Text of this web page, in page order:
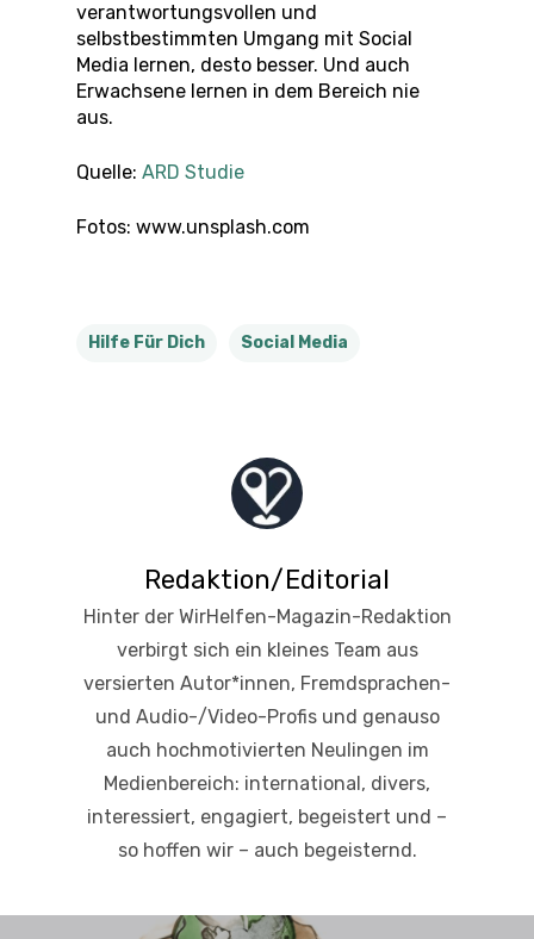
verantwortungsvollen und
selbstbestimmten Umgang mit Social
Media lernen, desto besser. Und auch
Erwachsene lernen in dem Bereich nie
aus.
Quelle:ARD Studie
Fotos: www.unsplash.com
Hilfe Für Dich Social Media
Redaktion/Editorial
Hinter der WirHelfen-Magazin-Redaktion
verbirgt sich ein kleines Team aus
versierten Autor*innen, Fremdsprachen-
und Audio-/Video-Profis und genauso
auch hochmotivierten Neulingen im
Medienbereich: international, divers,
interessiert, engagiert, begeistert und –
so hoffen wir – auch begeisternd.